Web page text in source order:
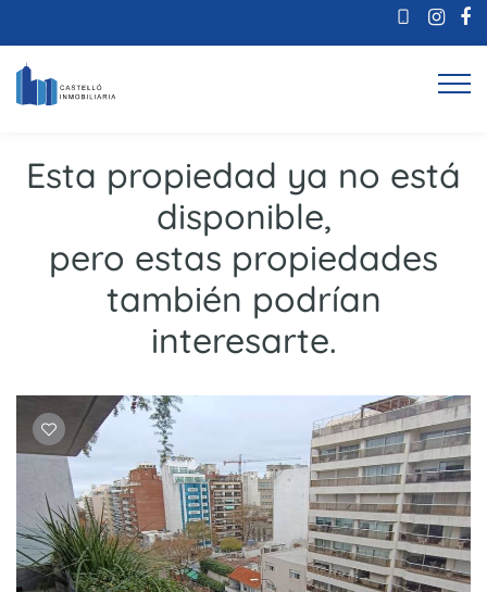
Esta propiedad ya no está
disponible,
pero estas propiedades
también podrían
interesarte.